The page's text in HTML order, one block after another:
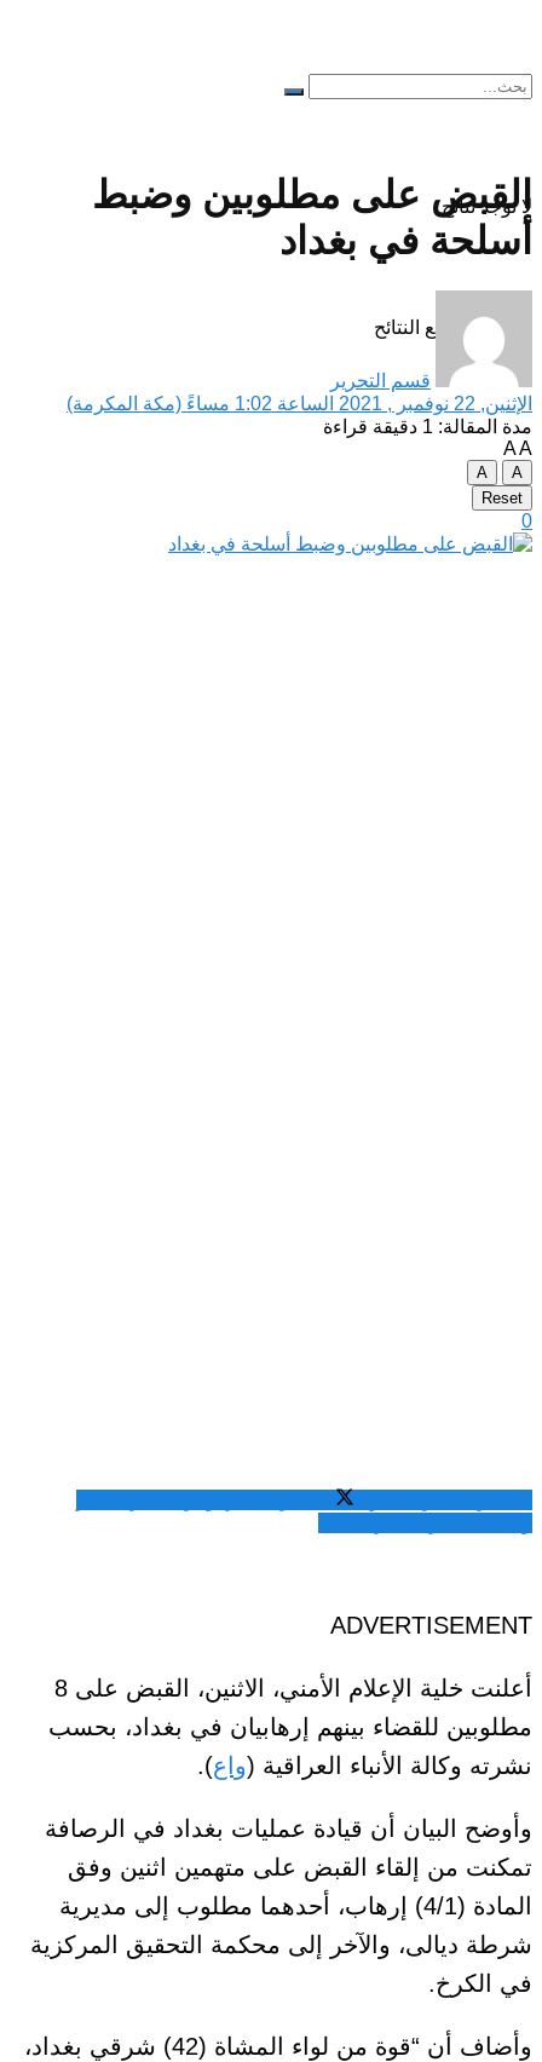
لا توجد نتائج
مشاهدة جميع النتائح
القبض على مطلوبين وضبط
أسلحة في بغداد
قسم التحرير
الإثنين, 22 نوفمبر , 2021 الساعة 1:02 مساءً (مكة المكرمة)
مدة المقالة: 1 دقيقة قراءة
AA
A
A
Reset
0
ADVERTISEMENT
أعلنت خلية الإعلام الأمني، الاثنين، القبض على 8
مطلوبين للقضاء بينهم إرهابيان في بغداد، بحسب
نشرته وكالة الأنباء العراقية (واع).
وأوضح البيان أن قيادة عمليات بغداد في الرصافة
تمكنت من إلقاء القبض على متهمين اثنين وفق
المادة (4/1) إرهاب، أحدهما مطلوب إلى مديرية
شرطة ديالى، والآخر إلى محكمة التحقيق المركزية
في الكرخ.
وأضاف أن “قوة من لواء المشاة (42) شرقي بغداد،